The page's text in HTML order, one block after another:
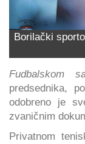
Borilački
Fudbalskom
predsednika,
odobreno je
zvaničnim
Privatnom